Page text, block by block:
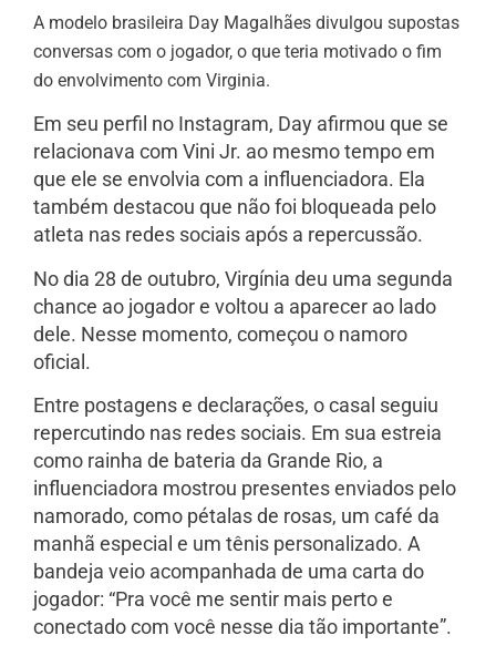
A modelo brasileira Day Magalhães divulgou supostas
conversas com o jogador, o que teria motivado o fim
do envolvimento com Virginia.
Em seu perfil no Instagram, Day afirmou que se
relacionava com Vini Jr. ao mesmo tempo em
que ele se envolvia com a influenciadora. Ela
também destacou que não foi bloqueada pelo
atleta nas redes sociais após a repercussão.
No dia 28 de outubro, Virgínia deu uma segunda
chance ao jogador e voltou a aparecer ao lado
dele. Nesse momento, começou o namoro
oficial.
Entre postagens e declarações, o casal seguiu
repercutindo nas redes sociais. Em sua estreia
como rainha de bateria da Grande Rio, a
influenciadora mostrou presentes enviados pelo
namorado, como pétalas de rosas, um café da
manhã especial e um tênis personalizado. A
bandeja veio acompanhada de uma carta do
jogador: “Pra você me sentir mais perto e
conectado com você nesse dia tão importante”.